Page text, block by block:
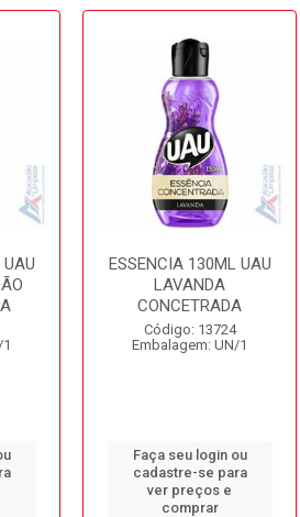
ESSENCIA 130ML UAU
LAVANDA
CONCETRADA
Código: 13724
Embalagem: UN/1
Faça seu login ou
cadastre-se para
ver preços e
comprar